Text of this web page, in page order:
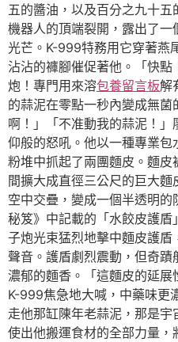
五的醬油，以及百分之九十
機器人的頂端裂開，露出了
光芒。K-999特務用它穿著燕
沾沾的褲腳催促著他。「快
炮！專門用來溶包養留言板解
的蒜泥在零點一秒內變成無
啊！」「不准動我的蒜泥！
仰般的怒吼。他以一種專業
粉堆中抓起了兩團麵皮。麵
間擴大成直徑三公尺的巨大
空中交疊，變成一個半透明
秘笈》中記載的「水餃皮護
子炮光束猛烈地擊中麵皮護
聲音。護盾劇烈震動，但奇
濃郁的麵香。「這麵皮的延展
K-999焦急地大喊，中藥味更
走他那缸陳年老蒜泥，那是宇
使出他搬運食材的全部力量，